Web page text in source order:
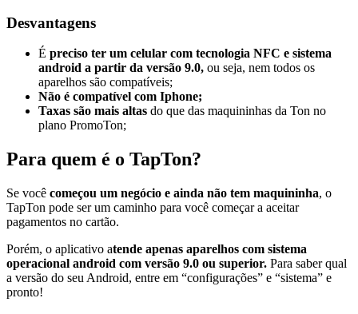
Desvantagens
É preciso ter um celular com tecnologia NFC e sistema
android a partir da versão 9.0, ou seja, nem todos os
aparelhos são compatíveis;
Não é compatível com Iphone;
Taxas são mais altas do que das maquininhas da Ton no
plano PromoTon;
Para quem é o TapTon?
Se você começou um negócio e ainda não tem maquininha, o
TapTon pode ser um caminho para você começar a aceitar
pagamentos no cartão.
Porém, o aplicativo atende apenas aparelhos com sistema
operacional android com versão 9.0 ou superior. Para saber qual
a versão do seu Android, entre em “configurações” e “sistema” e
pronto!